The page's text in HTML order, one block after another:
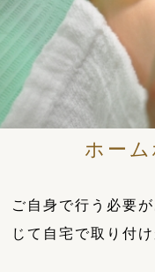
ホー
ご自身で行う必要
じて自宅で取り付け